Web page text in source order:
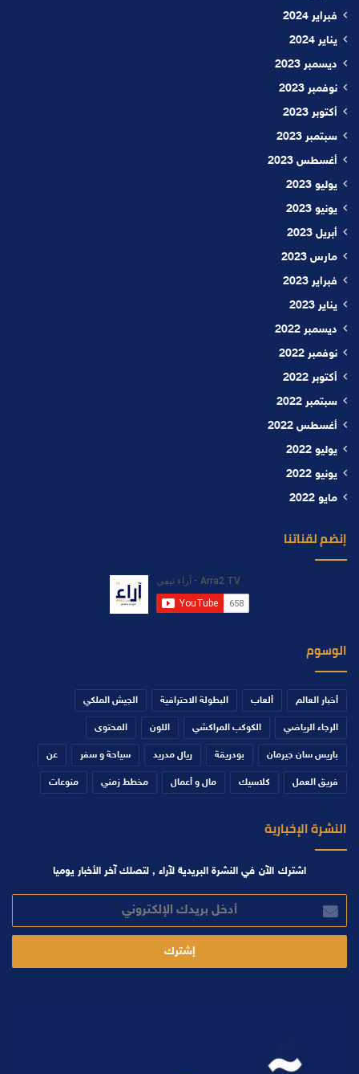
فبراير 2024
يناير 2024
ديسمبر 2023
نوفمبر 2023
أكتوبر 2023
سبتمبر 2023
أغسطس 2023
يوليو 2023
يونيو 2023
أبريل 2023
مارس 2023
فبراير 2023
يناير 2023
ديسمبر 2022
نوفمبر 2022
أكتوبر 2022
سبتمبر 2022
أغسطس 2022
يوليو 2022
يونيو 2022
مايو 2022
إنضم لقناتنا
الوسوم
أخبار العالم ألعاب البطولة الاحترافية الجيش الملكي
الرجاء الرياضي الكوكب المراكشي اللون المحتوى
باريس سان جيرمان بودريقة ريال مدريد سياحة و سفر عن
فريق العمل كلاسيك مال و أعمال مخطط زمني منوعات
النشرة الإخبارية
اشترك الآن في النشرة البريدية لآراء , لتصلك آخر الأخبار يوميا
بريدك
الإلكتروني